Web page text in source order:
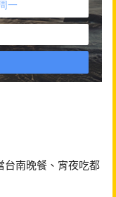
台南晚餐、宵夜吃都